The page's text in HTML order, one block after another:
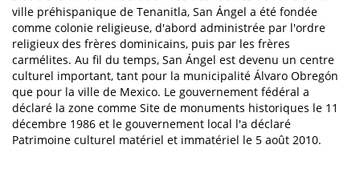
ville préhispanique de Tenanitla, San Ángel a été fondée
comme colonie religieuse, d'abord administrée par l'ordre
religieux des frères dominicains, puis par les frères
carmélites. Au fil du temps, San Ángel est devenu un centre
culturel important, tant pour la municipalité Álvaro Obregón
que pour la ville de Mexico. Le gouvernement fédéral a
déclaré la zone comme Site de monuments historiques le 11
décembre 1986 et le gouvernement local l'a déclaré
Patrimoine culturel matériel et immatériel le 5 août 2010.